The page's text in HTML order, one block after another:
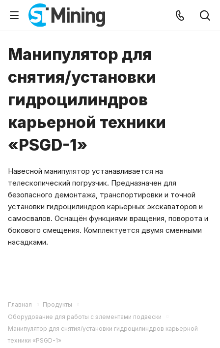
Манипулятор для
снятия/установки
гидроцилиндров
карьерной техники
«PSGD-1»
Навесной манипулятор устанавливается на
телескопический погрузчик. Предназначен для
безопасного демонтажа, транспортировки и точной
установки гидроцилиндров карьерных экскаваторов и
самосвалов. Оснащён функциями вращения, поворота и
бокового смещения. Комплектуется двумя сменными
насадками.
Главная
Продукты
Оборудование для работы с элементами подвески
Манипулятор для снятия/установки гидроцилиндров карьерной
техники «PSGD-1»